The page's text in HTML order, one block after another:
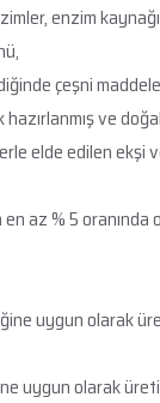
enzim
çeşni
ve
elde edilen
az % 5
uygun olarak
uygun olarak